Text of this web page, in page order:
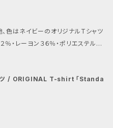
色はネイビーのオリジナルTシャツ
ります。多少の個体差がございま
ORIGINAL T-shirt 「Standa